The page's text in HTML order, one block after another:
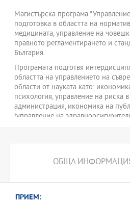
Mагистърска програма
подготовка в областта на
медицината, управление на
правното регламентирането и
България.
Програмата подготвя
областта на управлението на
области от науката като:
психология, управление на риска
администрация, икономика на
(управление на
както и управление на
ОБЩА
ПРИЕМ: